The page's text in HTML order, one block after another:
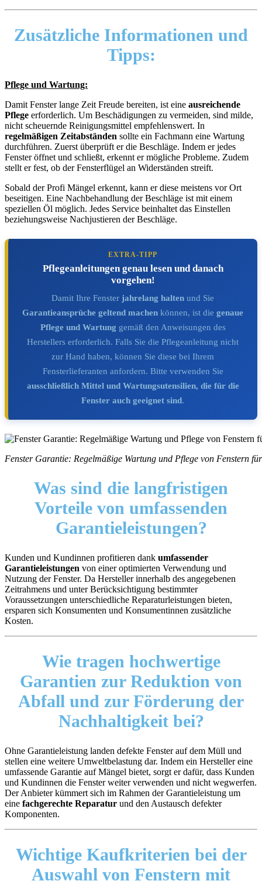
Zusätzliche Informationen und
Tipps:
Pflege und Wartung:
Damit Fenster lange Zeit Freude bereiten, ist eine ausreichende
Pflege erforderlich. Um Beschädigungen zu vermeiden, sind milde,
nicht scheuernde Reinigungsmittel empfehlenswert. In
regelmäßigen Zeitabständen sollte ein Fachmann eine Wartung
durchführen. Zuerst überprüft er die Beschläge. Indem er jedes
Fenster öffnet und schließt, erkennt er mögliche Probleme. Zudem
stellt er fest, ob der Fensterflügel an Widerständen streift.
Sobald der Profi Mängel erkennt, kann er diese meistens vor Ort
beseitigen. Eine Nachbehandlung der Beschläge ist mit einem
speziellen Öl möglich. Jedes Service beinhaltet das Einstellen
beziehungsweise Nachjustieren der Beschläge.
EXTRA-TIPP
Pflegeanleitungen genau lesen und danach
vorgehen!
Damit Ihre Fenster jahrelang halten und Sie
Garantieansprüche geltend machen können, ist die genaue
Pflege und Wartung gemäß den Anweisungen des
Herstellers erforderlich. Falls Sie die Pflegeanleitung nicht
zur Hand haben, können Sie diese bei Ihrem
Fensterlieferanten anfordern. Bitte verwenden Sie
ausschließlich Mittel und Wartungsutensilien, die für die
Fenster auch geeignet sind.
Fenster Garantie: Regelmäßige Wartung und Pflege von Fenstern
Was sind die langfristigen
Vorteile von umfassenden
Garantieleistungen?
Kunden und Kundinnen profitieren dank umfassender
Garantieleistungen von einer optimierten Verwendung und
Nutzung der Fenster. Da Hersteller innerhalb des angegebenen
Zeitrahmens und unter Berücksichtigung bestimmter
Voraussetzungen unterschiedliche Reparaturleistungen bieten,
ersparen sich Konsumenten und Konsumentinnen zusätzliche
Kosten.
Wie tragen hochwertige
Garantien zur Reduktion von
Abfall und zur Förderung der
Nachhaltigkeitbei?
Ohne Garantieleistung landen defekte Fenster auf dem Müll und
stellen eine weitere Umweltbelastung dar. Indem ein Hersteller eine
umfassende Garantie auf Mängel bietet, sorgt er dafür, dass Kunden
und Kundinnen die Fenster weiter verwenden und nicht wegwerfen.
Der Anbieter kümmert sich im Rahmen der Garantieleistung um
eine fachgerechte Reparatur und den Austausch defekter
Komponenten.
Wichtige Kaufkriterien bei der
Auswahl von Fenstern mit